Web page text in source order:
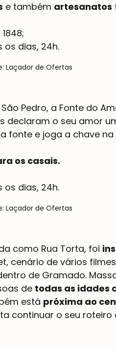
e também artesanatos
os dias, 24h.
Laçador de Ofertas
Pedro, a Fonte do
declaram o seu amor
fonte e joga a chave
os casais.
os dias, 24h.
Laçador de Ofertas
como Rua Torta, foi
cenário de vários
de Gramado.
de todas as idades
está próxima ao
continuar o seu roteiro